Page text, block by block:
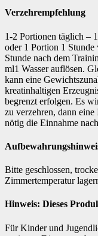
Verzehrempfehlung
1-2 Portionen täglich –
oder 1 Portion 1
Stunde nach dem
ml1 Wasser auflösen.
kann eine
kreatinhaltigen
begrenzt erfolgen. Es
zu verzehren, dann
nötig die Einnahme
Bitte geschlossen,
Zimmertemperatur
Hinweis: Dieses
Für Kinder und